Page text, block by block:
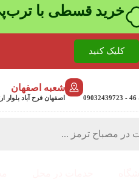
کلیک کنید
شعبه اصفهان
اصفهان فرح آباد بلوار ارتش